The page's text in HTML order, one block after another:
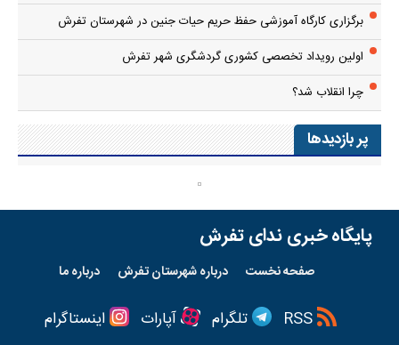
برگزاری کارگاه آموزشی حفظ حریم حیات جنین در شهرستان تفرش
اولین رویداد تخصصی کشوری گردشگری شهر تفرش
چرا انقلاب شد؟
پر بازدیدها
پایگاه خبری ندای تفرش
صفحه نخست درباره شهرستان تفرش درباره ما
تلگرام آپارات اینستاگرام